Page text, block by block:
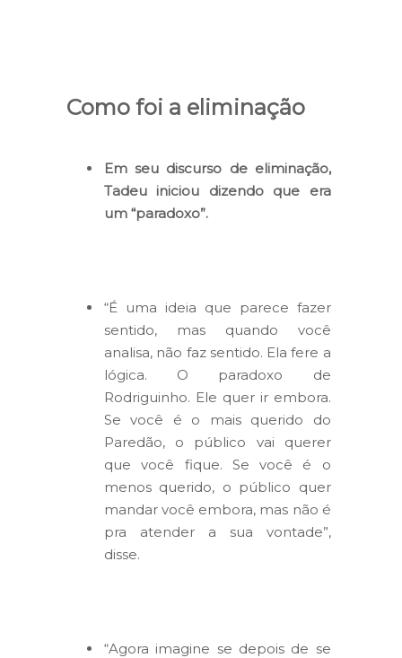
Como foi a eliminação
Em seu discurso de eliminação,
Tadeu iniciou dizendo que era
um “paradoxo”.
“É uma ideia que parece fazer
sentido, mas quando você
analisa, não faz sentido. Ela fere a
lógica. O paradoxo de
Rodriguinho. Ele quer ir embora.
Se você é o mais querido do
Paredão, o público vai querer
que você fique. Se você é o
menos querido, o público quer
mandar você embora, mas não é
pra atender a sua vontade”,
disse.
“Agora imagine se depois de se